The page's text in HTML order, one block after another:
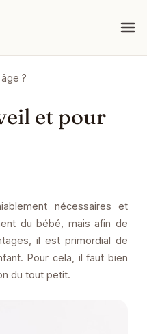
?
et pour
nécessaires et
du bébé, mais afin de
il est primordial de
Pour cela, il faut bien
du tout petit.